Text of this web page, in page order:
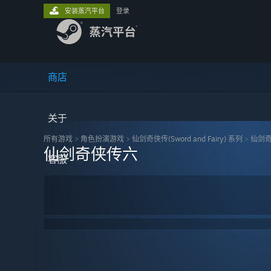
商店
关于
客服
安装蒸汽平台 登录
所有游戏 > 角色扮演‎游戏 > 仙剑奇侠传(Sword and Fairy) 系列 > 仙剑
仙剑奇侠传六